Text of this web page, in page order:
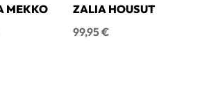
MEKKO ZALIA HOUSUT
Hinta
99,95 €